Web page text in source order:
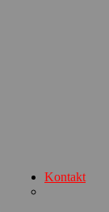
Kontakt